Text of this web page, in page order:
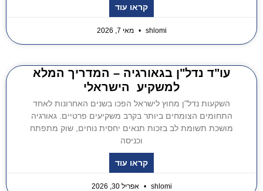
קראו עוד
shlomi מאי 7, 2026
עו"ד נדל"ן בגאורגיה – המדריך המלא
למשקיע הישראלי
השקעות נדל"ן מחוץ לישראל הפכו בשנים האחרונות לאחד
התחומים הצומחים ביותר בקרב משקיעים פרטיים. גאורגיה
מושכת תשומת לב בזכות תנאים יחסית נוחים, שוק מתפתח
וכניסה
קראו עוד
shlomi אפריל 30, 2026